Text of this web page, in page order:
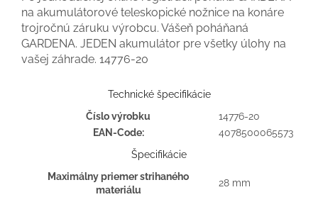
na akumulátorové teleskopické nožnice na konáre
trojročnú záruku výrobcu. Vášeň poháňaná
GARDENA. JEDEN akumulátor pre všetky úlohy na
vašej záhrade. 14776-20
Technické špecifikácie
Číslo výrobku
14776-20
EAN-Code:
4078500065573
Špecifikácie
Maximálny priemer strihaného
materiálu
28 mm